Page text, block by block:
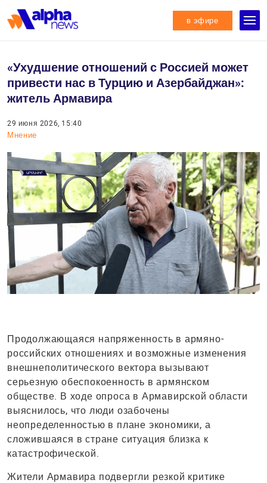
в эфире
«Ухудшение отношений с Россией может
привести нас в Турцию и Азербайджан»:
житель Армавира
29 июня 2026, 15:40
Мнение
Продолжающаяся напряженность в армяно-
российских отношениях и возможные изменения
внешнеполитического вектора вызывают
серьезную обеспокоенность в армянском
обществе. В ходе опроса в Армавирской области
выяснилось, что люди озабочены
неопределенностью в плане экономики, а
сложившаяся в стране ситуация близка к
катастрофической.
Жители Армавира подвергли резкой критике